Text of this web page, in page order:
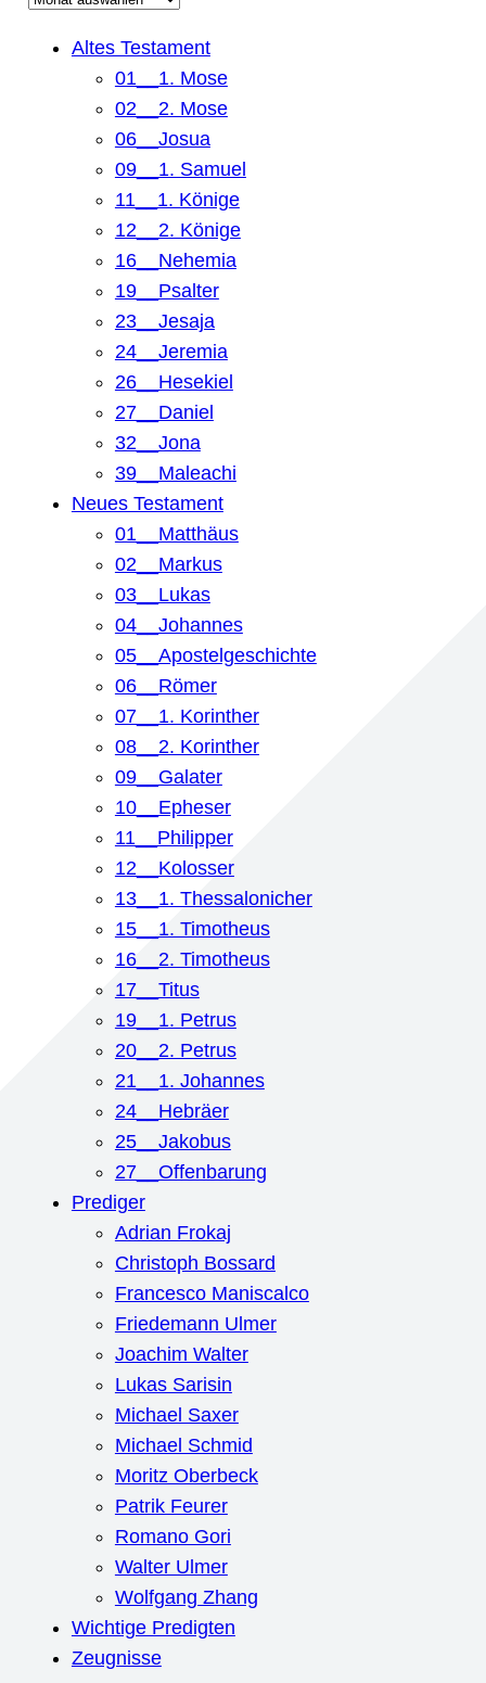
e
Altes Testament
01__1. Mose
02__2. Mose
06__Josua
09__1. Samuel
11__1. Könige
12__2. Könige
16__Nehemia
19__Psalter
23__Jesaja
24__Jeremia
26__Hesekiel
27__Daniel
32__Jona
39__Maleachi
Neues Testament
01__Matthäus
02__Markus
03__Lukas
04__Johannes
05__Apostelgeschichte
06__Römer
07__1. Korinther
08__2. Korinther
09__Galater
10__Epheser
11__Philipper
12__Kolosser
13__1. Thessalonicher
15__1. Timotheus
16__2. Timotheus
17__Titus
19__1. Petrus
20__2. Petrus
21__1. Johannes
24__Hebräer
25__Jakobus
27__Offenbarung
Prediger
Adrian Frokaj
Christoph Bossard
Francesco Maniscalco
Friedemann Ulmer
Joachim Walter
Lukas Sarisin
Michael Saxer
Michael Schmid
Moritz Oberbeck
Patrik Feurer
Romano Gori
Walter Ulmer
Wolfgang Zhang
Wichtige Predigten
Zeugnisse